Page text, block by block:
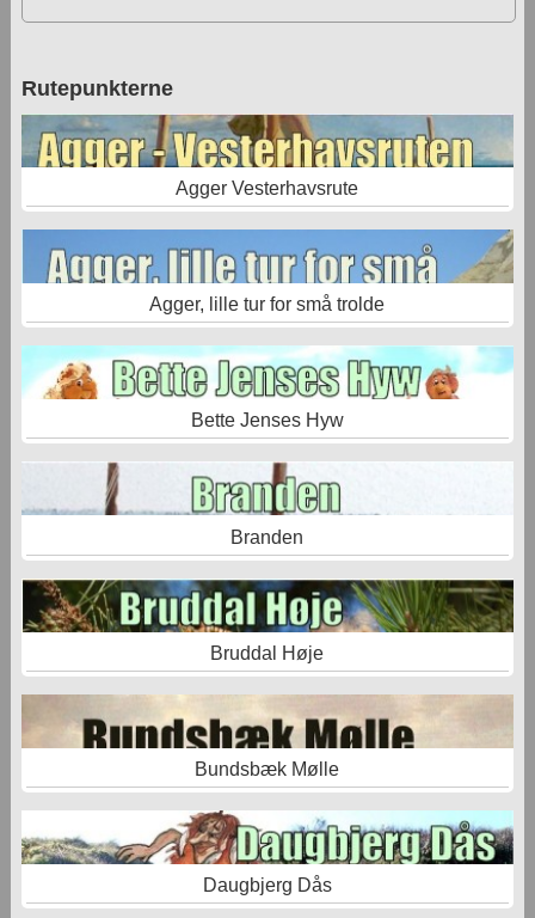
Rutepunkterne
Agger Vesterhavsrute
Agger, lille tur for små trolde
Bette Jenses Hyw
Branden
Bruddal Høje
Bundsbæk Mølle
Daugbjerg Dås